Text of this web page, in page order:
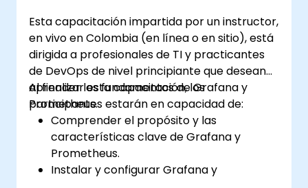
Esta capacitación impartida por un instructor,
en vivo en Colombia (en línea o en sitio), está
dirigida a profesionales de TI y practicantes
de DevOps de nivel principiante que desean
aprender los fundamentos de Grafana y
Prometheus.
Al finalizar esta capacitación, los
participantes estarán en capacidad de:
Comprender el propósito y las
características clave de Grafana y
Prometheus.
Instalar y configurar Grafana y